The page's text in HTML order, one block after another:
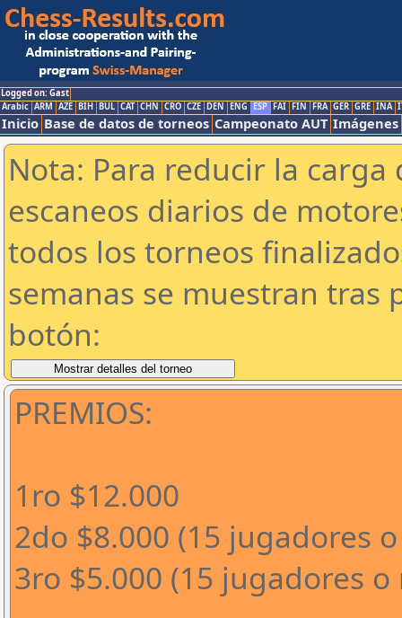
Logged on: Gast
Arabic ARM AZE BIH BUL CAT CHN CRO CZE DEN ENG ESP FAI FIN FRA GER GRE INA
Inicio Base de datos de torneos Campeonato AUT Imágenes
Nota: Para reducir la
escaneos diarios de
todos los torneos
semanas se muestran tras
botón:
PREMIOS:
1ro $12.000
2do $8.000 (15 jugadores
3ro $5.000 (15 jugadores o